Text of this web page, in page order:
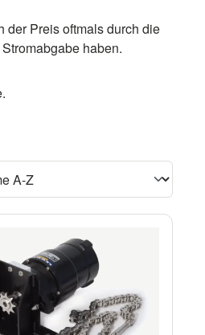
der Preis oftmals durch die
haben.